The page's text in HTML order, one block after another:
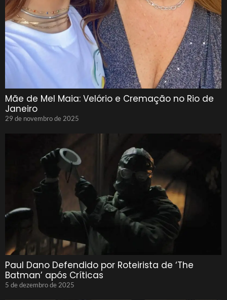
Mãe de Mel Maia: Velório e Cremação no Rio de
Janeiro
29 de novembro de 2025
Paul Dano Defendido por Roteirista de ‘The
Batman’ após Críticas
5 de dezembro de 2025